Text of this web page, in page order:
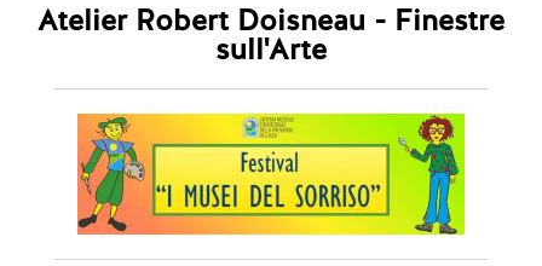
Atelier Robert Doisneau - Finestre
sull'Arte